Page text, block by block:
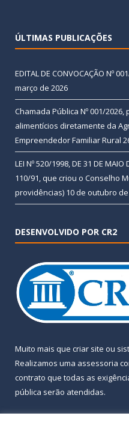
ÚLTIMAS PUBLICAÇÕES
EDITAL DE CONVOCAÇÃO Nº
março de 2026
Chamada Pública Nº 001/
alimentícios diretamente da
Empreendedor Familiar Rural
LEI Nº 520/1998, DE 31 DE
110/91, que criou o Conselho
providências) 10 de outubro de
DESENVOLVIDO POR CR2
Muito mais que criar site ou
Realizamos uma assessoria
contrato que todas as
pública serão atendidas.